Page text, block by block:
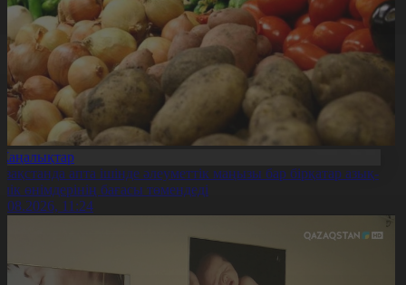
апта ішінде әлеуметтік маңызы бар бірқатар азық-
өнімдерінің бағасы төмендеді
11:24